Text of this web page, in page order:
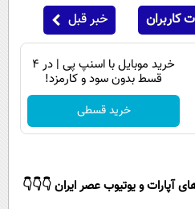
کاربران خبر قبل
خرید موبایل با اسنپ پی | در ۴
قسط بدون سود و کارمزد!
خرید قسطی
آپارات و یوتیوب عصر ایران 👇👇👇